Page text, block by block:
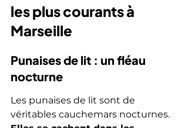
les plus courants à
Marseille
Punaises de lit : un fléau
nocturne
Les punaises de lit sont de
véritables cauchemars nocturnes.